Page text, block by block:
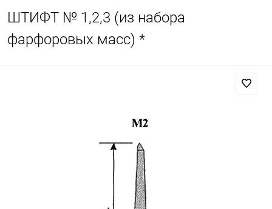
ШТИФТ № 1,2,3 (из набора
фарфоровых масс) *